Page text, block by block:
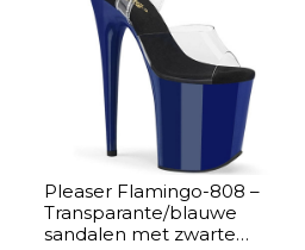
Pleaser Flamingo-808 –
Transparante/blauwe
sandalen met zwarte